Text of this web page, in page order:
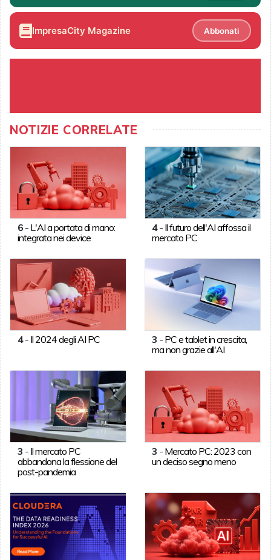
ImpresaCity Magazine Abbonati
NOTIZIE CORRELATE
6- L'AI a portata di mano:
integrata nei device
4- Il futuro dell'AI affossa il
mercato PC
4- Il 2024 degli AI PC 3 - PC e tablet in crescita,
ma non grazie all'AI
3 - Il mercato PC
abbandona la flessione del
post-pandemia
3 - Mercato PC: 2023 con
un deciso segno meno